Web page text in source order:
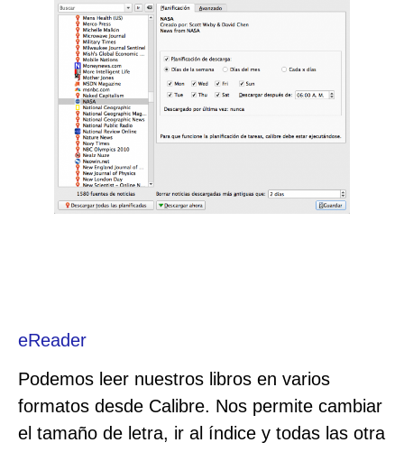
eReader
Podemos leer nuestros libros en varios
formatos desde Calibre. Nos permite cambiar
el tamaño de letra, ir al índice y todas las otra